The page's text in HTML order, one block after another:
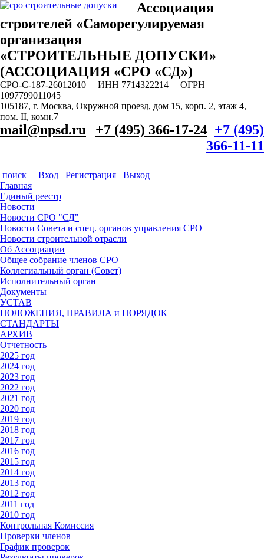
Ассоциация
строителей «Саморегулируемая
организация
«СТРОИТЕЛЬНЫЕ ДОПУСКИ»
(АССОЦИАЦИЯ «СРО «СД»)
СРО-С-187-26012010 ИНН 7714322214 ОГРН
1097799011045
105187, г. Москва, Окружной проезд, дом 15, корп. 2, этаж 4,
пом. II, комн.7
mail@npsd.ru +7 (495) 366-17-24 +7 (495)
366-11-11
поиск Вход Регистрация
Выход
Главная
Единый реестр
Новости
Новости СРО "СД"
Новости Совета и спец. органов управления СРО
Новости строительной отрасли
Об Ассоциации
Общее собрание членов СРО
Коллегиальный орган (Совет)
Исполнительный орган
Документы
УСТАВ
ПОЛОЖЕНИЯ, ПРАВИЛА и ПОРЯДОК
СТАНДАРТЫ
АРХИВ
Отчетность
2025 год
2024 год
2023 год
2022 год
2021 год
2020 год
2019 год
2018 год
2017 год
2016 год
2015 год
2014 год
2013 год
2012 год
2011 год
2010 год
Контрольная Комиссия
Проверки членов
График проверок